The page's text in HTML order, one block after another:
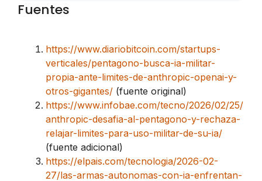
Fuentes
https://www.diariobitcoin.com/startups-
verticales/pentagono-busca-ia-militar-
propia-ante-limites-de-anthropic-openai-y-
otros-gigantes/ (fuente original)
https://www.infobae.com/tecno/2026/02/25/
anthropic-desafia-al-pentagono-y-rechaza-
relajar-limites-para-uso-militar-de-su-ia/
(fuente adicional)
https://elpais.com/tecnologia/2026-02-
27/las-armas-autonomas-con-ia-enfrentan-